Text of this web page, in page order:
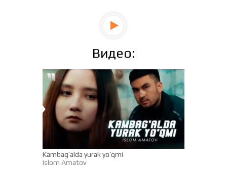
Видео:
Kambag’alda yurak yo’qmi
Islom Amatov